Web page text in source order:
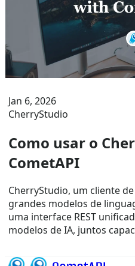
Jan 6, 2026
CherryStudio
Como usar o
CometAPI
CherryStudio, um cliente
grandes modelos de
uma interface REST
modelos de IA, juntos